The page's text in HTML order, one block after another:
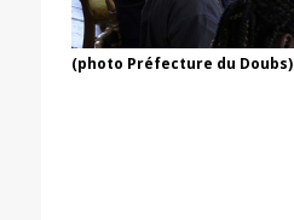
(photo Préfecture du Doubs)